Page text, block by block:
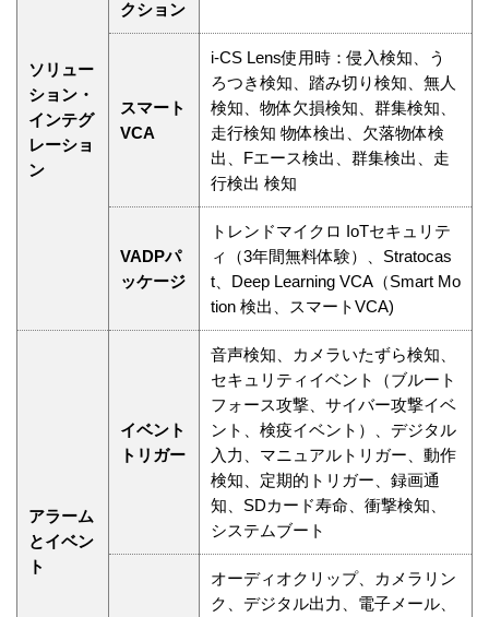
ソリュー
ション・
インテグ
レーショ
ン
クション
スマート
VCA
i-CS Lens使用時：侵入検知、う
ろつき検知、踏み切り検知、無人
検知、物体欠損検知、群集検知、
走行検知 物体検出、欠落物体検
出、Fエース検出、群集検出、走
行検出 検知
VADPパ
ッケージ
トレンドマイクロ IoTセキュリテ
ィ（3年間無料体験）、Stratocas
t、Deep Learning VCA（Smart Mo
tion 検出、スマートVCA)
アラーム
とイベン
ト
イベント
トリガー
音声検知、カメラいたずら検知、
セキュリティイベント（ブルート
フォース攻撃、サイバー攻撃イベ
ント、検疫イベント）、デジタル
入力、マニュアルトリガー、動作
検知、定期的トリガー、録画通
知、SDカード寿命、衝撃検知、
システムブート
オーディオクリップ、カメラリン
ク、デジタル出力、電子メール、